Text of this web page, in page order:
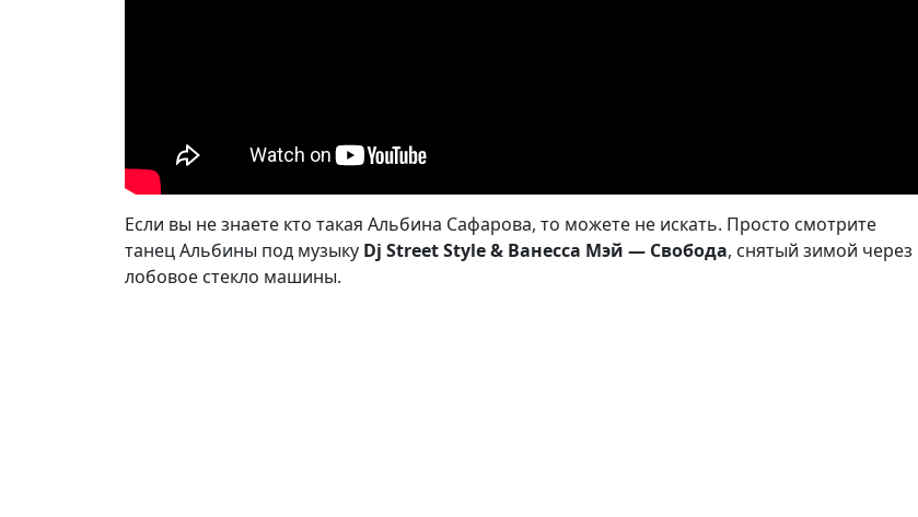
Если вы не знаете кто такая Альбина Сафарова, то можете не искать. Просто смотрите
танец Альбины под музыку Dj Street Style & Ванесса Мэй — Свобода, снятый зимой через
лобовое стекло машины.